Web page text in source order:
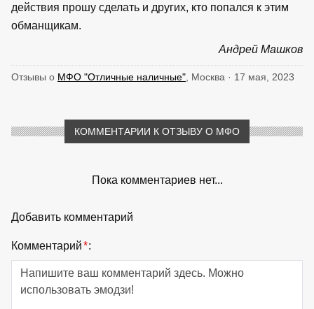
действия прошу сделать и других, кто попался к этим
обманщикам.
Андрей Машков
Отзывы о МФО "Отличные наличные" , Москва · 17 мая, 2023
КОММЕНТАРИИ К ОТЗЫВУ О МФО
Пока комментариев нет...
Добавить комментарий
Комментарий*: